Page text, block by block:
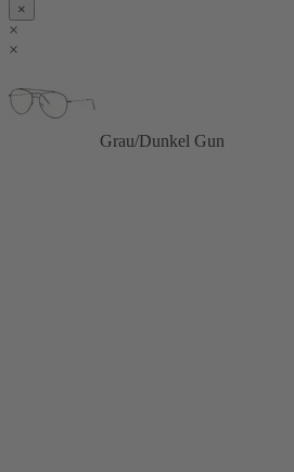
×
×
×
Grau/Dunkel Gun